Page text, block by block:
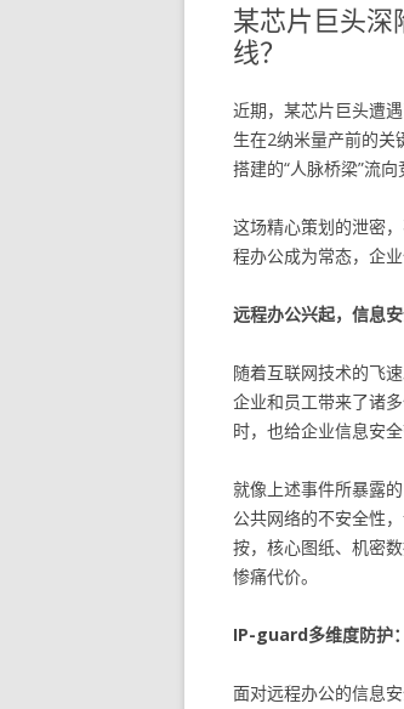
某芯片巨头深
线？
近期，某芯片巨头遭
生在2纳米量产前的关
搭建的“人脉桥梁”流向
这场精心策划的泄密
程办公成为常态，企
远程办公兴起，信息
随着互联网技术的飞
企业和员工带来了诸
时，也给企业信息安
就像上述事件所暴露
公共网络的不安全性
按，核心图纸、机密
惨痛代价。
IP-guard多维度防护
面对远程办公的信息